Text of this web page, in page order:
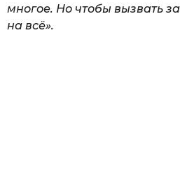
многое. Но чтобы вызвать
на всё».